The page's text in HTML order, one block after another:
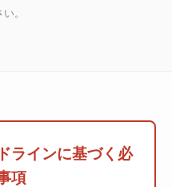
い。
ラインに基づく必
項